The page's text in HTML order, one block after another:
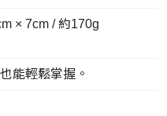
× 7cm / 約170g
能輕鬆掌握。